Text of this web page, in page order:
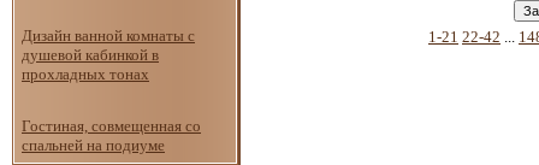
Дизайн ванной комнаты с
душевой кабинкой в
прохладных тонах
Гостиная, совмещенная со
спальней на подиуме
1-21 22-42